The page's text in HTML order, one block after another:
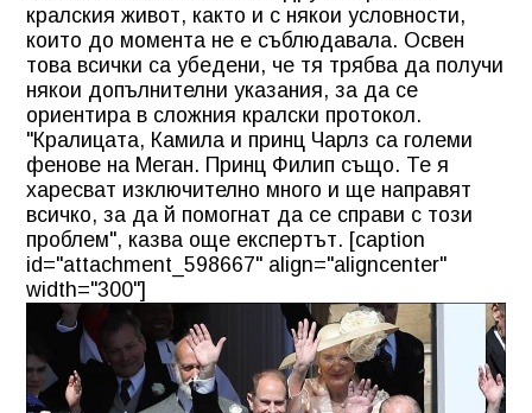
кралския живот, както и с някои условности,
които до момента не е съблюдавала. Освен
това всички са убедени, че тя трябва да получи
някои допълнителни указания, за да се
ориентира в сложния кралски протокол.
"Кралицата, Камила и принц Чарлз са големи
фенове на Меган. Принц Филип също. Те я
харесват изключително много и ще направят
всичко, за да й помогнат да се справи с този
проблем", казва още експертът. [caption
id="attachment_598667" align="aligncenter"
width="300"]